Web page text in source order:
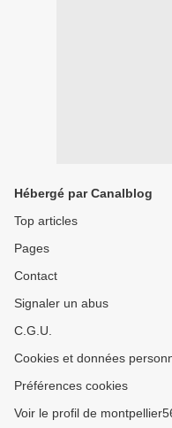
Hébergé par Canalblog
Top articles
Pages
Contact
Signaler un abus
C.G.U.
Cookies et données
Préférences cookies
Voir le profil de